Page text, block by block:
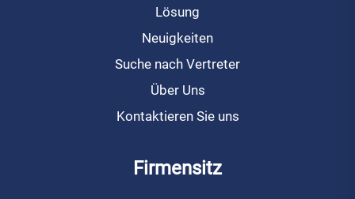
Lösung
Neuigkeiten
Suche nach Vertreter
Über Uns
Kontaktieren Sie uns
Firmensitz